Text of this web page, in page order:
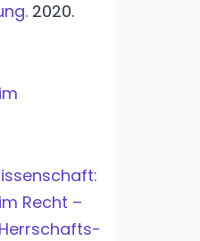
2020.
Recht –